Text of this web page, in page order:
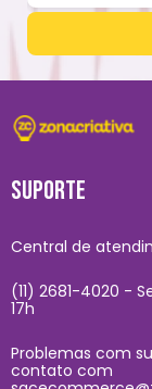
SUPORTE
Central de
(11) 2681-4020 -
17h
Problemas com
contato com